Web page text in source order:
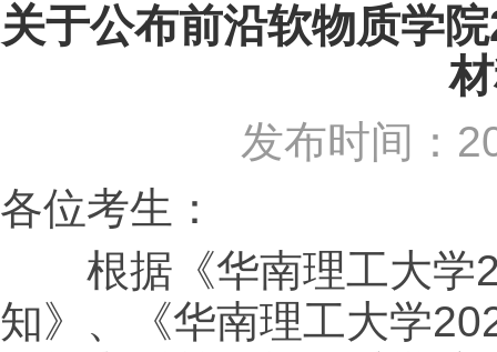
关于公布前沿软物质学
发布时间
各位考生：
根据《华南理工大学
知》、《华南理工大学